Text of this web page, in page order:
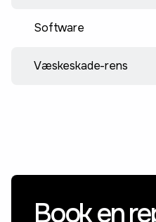
Software
Væskeskade-rens
Book en